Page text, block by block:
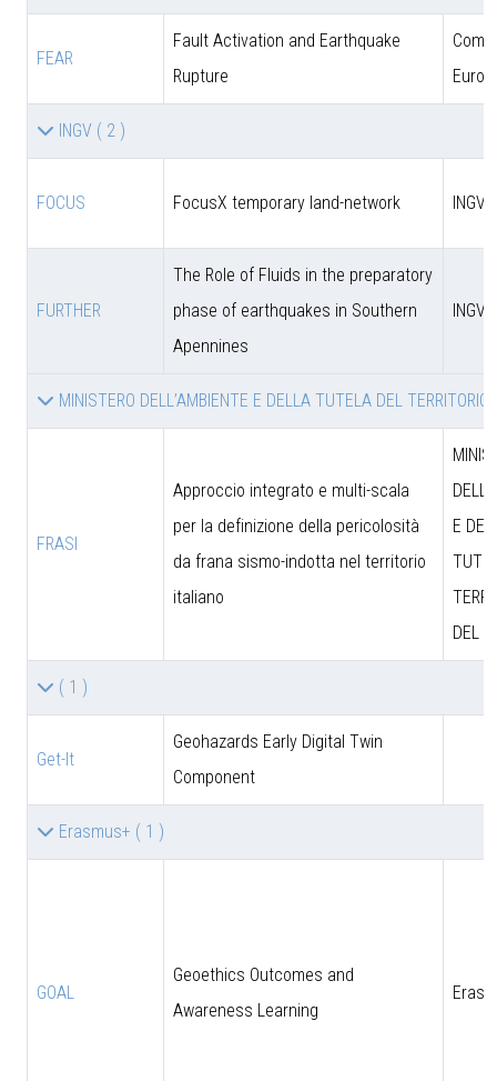
FEAR
Fault Activation and Earthquake
Rupture
INGV ( 2 )
FOCUS FocusX temporary land-network INGV
FURTHER
The Role of Fluids in the preparatory
phase of earthquakes in Southern
Apennines
INGV
MINISTERO DELL’AMBIENTE E DELLA TUTELA DEL
FRASI
Approccio integrato e multi-scala
per la definizione della pericolosità
da frana sismo-indotta nel territorio
italiano
E
DEL
( 1 )
Get-It
Geohazards Early Digital Twin
Component
Erasmus+ ( 1 )
GOAL
Geoethics Outcomes and
Awareness Learning